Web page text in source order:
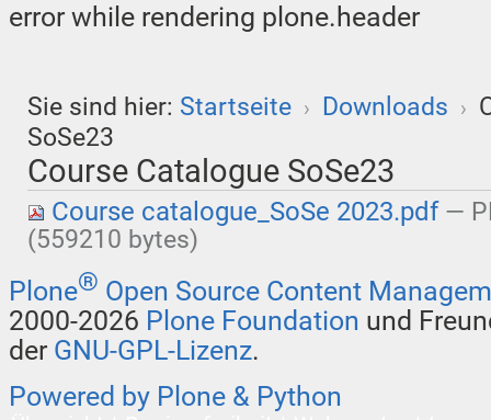
error while rendering plone.header
Sie sind hier: Startseite › Downloads ›
SoSe23
Course Catalogue SoSe23
Course catalogue_SoSe 2023.pdf —
(559210 bytes)
Plone® Open Source Content
2000-2026 Plone Foundation und
der GNU-GPL-Lizenz.
Powered by Plone & Python